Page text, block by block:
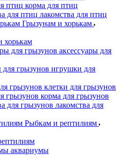
корма для птиц
лакомства для птиц
Грызунам и хорькам
хорькам
аксессуары для
игрушки для
клетки для грызунов
корма для грызунов
лакомства для
Рыбкам и рептилиям
аквариумы